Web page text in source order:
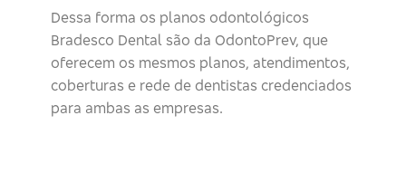
Dessa forma os planos odontológicos
Bradesco Dental são da OdontoPrev, que
oferecem os mesmos planos, atendimentos,
coberturas e rede de dentistas credenciados
para ambas as empresas.